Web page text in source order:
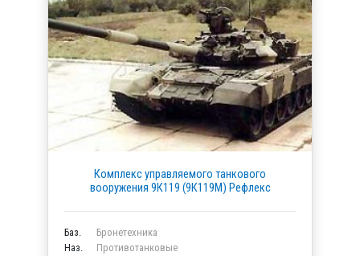
Комплекс управляемого танкового
вооружения 9К119 (9К119М) Рефлекс
Баз.
Бронетехника
Наз.
Противотанковые